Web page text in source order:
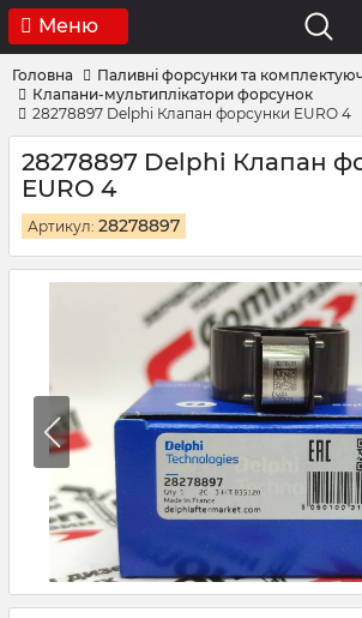
Меню
Головна
Паливні форсунки та
Клапани-мультиплікатори форсунок
28278897 Delphi Клапан форсунки EURO 4
28278897 Delphi Клапан
EURO 4
Артикул: 28278897